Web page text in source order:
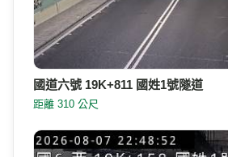
國道六號 19K+811 國姓1號隧道
距離 310 公尺